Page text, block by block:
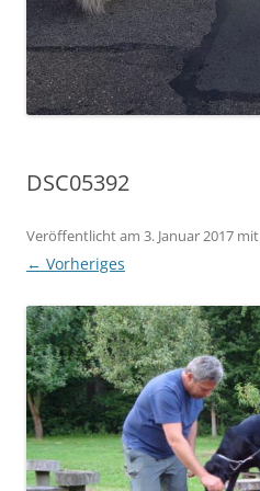
DSC05392
Veröffentlicht am 3. Januar 2017 mit
← Vorheriges